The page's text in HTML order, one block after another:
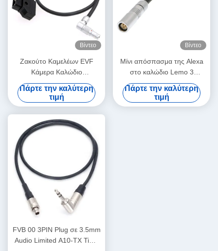
Βίντεο
Ζακούτο Καμελέων EVF
Κάμερα Καλώδιο
τροφοδοσίας
περιστρεφόμενο Lemo
Δικαίος γωνία 4 Πιν αρσενικό
προς αντίστροφο D-Tap
Πάρτε την καλύτερη
τιμή
Βίντεο
Μίνι απόσπασμα της Alexa
στο καλώδιο Lemo 3
προσαρμοστών δύναμης RS
θηλυκό καρφιτσών στο
αρσενικό 7 καρφιτσών
Πάρτε την καλύτερη
τιμή
FVB 00 3PIN Plug σε 3.5mm
Audio Limited A10-TX Time